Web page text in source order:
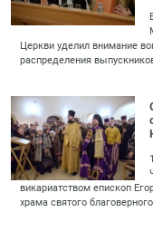
Церкви уделил внимание
распределения
викариатством епископ
храма святого